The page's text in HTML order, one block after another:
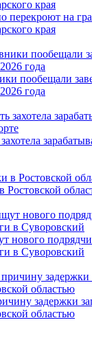
перекроют на
края
пообещали
года
нового
в Суворовский
задержки
областью